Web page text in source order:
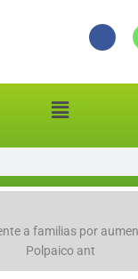
a familias por
Polpaico ant